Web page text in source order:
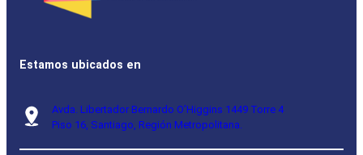
Estamos ubicados en
Avda. Libertador Bernardo O’Higgins 1449 Torre 4
Piso 16, Santiago, Región Metropolitana.